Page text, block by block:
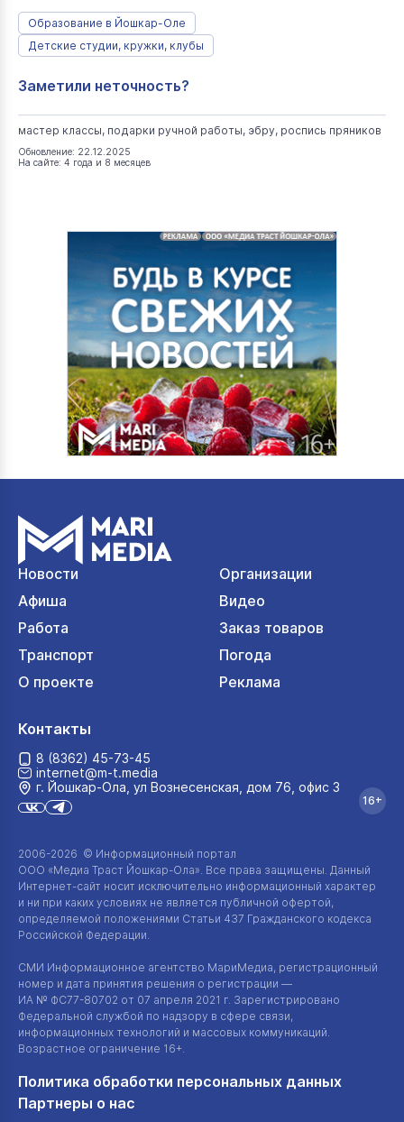
Образование в Йошкар-Оле
Детские студии, кружки, клубы
Заметили неточность?
мастер классы, подарки ручной работы, эбру, роспись пряников
Обновление: 22.12.2025
На сайте: 4 года и 8 месяцев
Новости
Организации
Афиша
Видео
Работа
Заказ товаров
Транспорт
Погода
О проекте
Реклама
2006-2026 © Информационный портал
ООО «Медиа Траст Йошкар-Ола». Все права защищены. Данный
Интернет-сайт носит исключительно информационный характер
и ни при каких условиях не является публичной офертой,
определяемой положениями Статьи 437 Гражданского кодекса
Российской Федерации.
СМИ Информационное агентство МариМедиа, регистрационный
номер и дата принятия решения о регистрации —
ИА № ФС77-80702 от 07 апреля 2021 г. Зарегистрировано
Федеральной службой по надзору в сфере связи,
информационных технологий и массовых коммуникаций.
Возрастное ограничение 16+.
Политика обработки персональных данных
Партнеры о нас
Контакты
8 (8362) 45-73-45
internet@m-t.media
г. Йошкар‑Ола, ул Вознесенская, дом 76, офис 3
16+